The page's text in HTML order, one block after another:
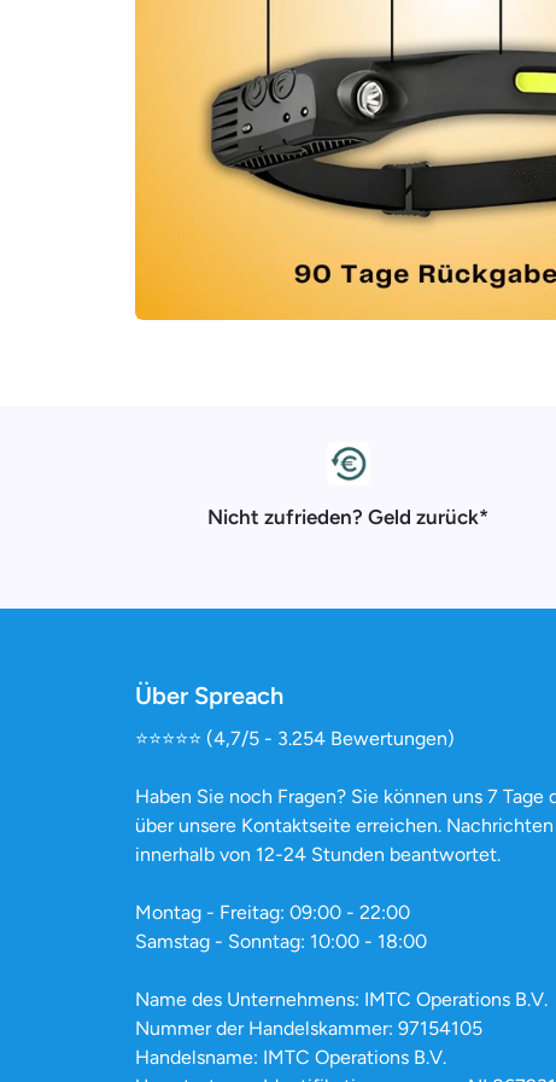
Nicht zufrieden? Geld zurück*
Über Spreach
⭐️⭐️⭐️⭐️⭐️ (4,7/5 - 3.254 Bewertungen)
Haben Sie noch Fragen? Sie können uns 7 Tage
über unsere Kontaktseite erreichen.
innerhalb von 12-24 Stunden beantwortet.
Montag - Freitag: 09:00 - 22:00
Samstag - Sonntag: 10:00 - 18:00
Name des Unternehmens: IMTC Operations B.V.
Nummer der Handelskammer: 97154105
Handelsname: IMTC Operations B.V.